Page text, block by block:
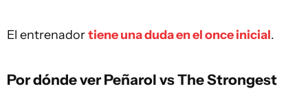
El entrenadortiene una duda en el once inicial.
Por dónde ver Peñarol vs The Strongest